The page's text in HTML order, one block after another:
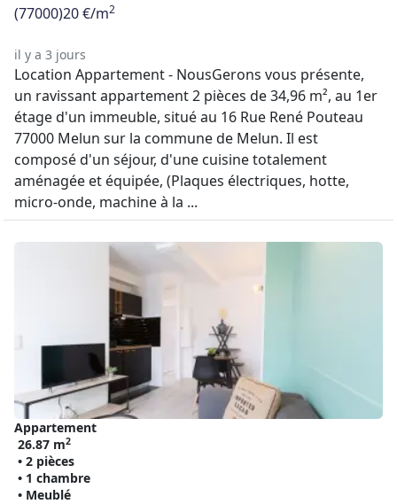
(77000)20 €/m2
il y a 3 jours
Location Appartement - NousGerons vous présente,
un ravissant appartement 2 pièces de 34,96 m², au 1er
étage d'un immeuble, situé au 16 Rue René Pouteau
77000 Melun sur la commune de Melun. Il est
composé d'un séjour, d'une cuisine totalement
aménagée et équipée, (Plaques électriques, hotte,
micro-onde, machine à la ...
Appartement
26.87 m2
• 2 pièces
• 1 chambre
• Meublé